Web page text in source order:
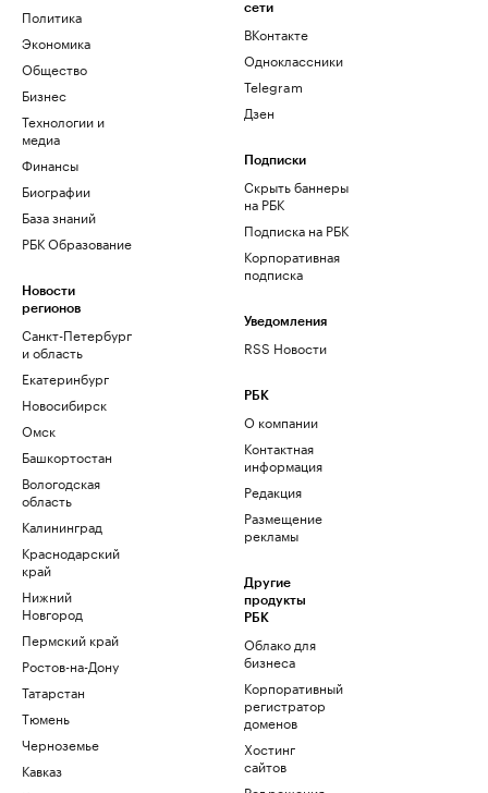
Политика
Экономика
Общество
Бизнес
Технологии и
медиа
Финансы
Биографии
База знаний
РБК Образование
Новости
регионов
Санкт-Петербург
и область
Екатеринбург
Новосибирск
Омск
Башкортостан
Вологодская
область
Калининград
Краснодарский
край
Нижний
Новгород
Пермский край
Ростов-на-Дону
Татарстан
Тюмень
Черноземье
Кавказ
сети
ВКонтакте
Одноклассники
Telegram
Дзен
Подписки
Скрыть баннеры
на РБК
Подписка на РБК
Корпоративная
подписка
Уведомления
RSS Новости
РБК
О компании
Контактная
информация
Редакция
Размещение
рекламы
Другие
продукты
РБК
Облако для
бизнеса
Корпоративный
регистратор
доменов
Хостинг
сайтов